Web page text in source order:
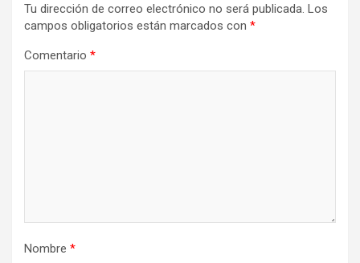
Tu dirección de correo electrónico no será publicada. Los
campos obligatorios están marcados con *
Comentario *
Nombre *